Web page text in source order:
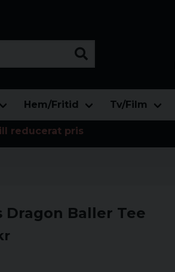
Hem/Fritid Tv/Film
reducerat pris
Dragon Baller Tee